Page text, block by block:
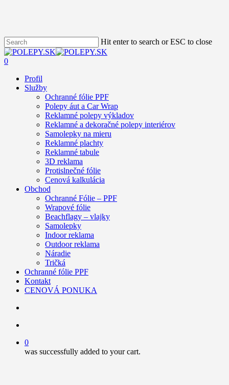
content
Hit enter to search or ESC to close
Close
Search
search
account
0
Profil
Služby
Ochranné fólie PPF
Polepy áut a Car Wrap
Reklamné polepy výkladov
Reklamné a dekoračné polepy interiérov
Samolepky na mieru
Reklamné plachty
Reklamné tabule
3D reklama
Protislnečné fólie
Cenová kalkulácia
Obchod
Ochranné Fólie – PPF
Wrapové fólie
Beachflagy – vlajky
Samolepky
Indoor reklama
Outdoor reklama
Náradie
Tričká
Ochranné fólie PPF
Kontakt
CENOVÁ PONUKA
0
was successfully added to your cart.